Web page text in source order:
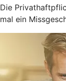
Die
mal ein